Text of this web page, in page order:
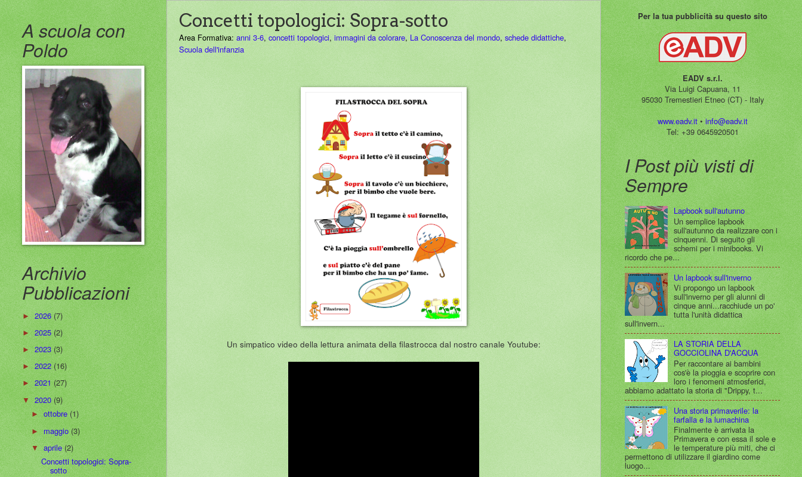
Concetti topologici: Sopra-sotto
Area Formativa: anni 3-6, concetti topologici, immagini da colorare, La Conoscenza del mondo, schede didattiche,
Scuola dell'infanzia
Un simpatico video della lettura animata della filastrocca dal nostro canale Youtube:
A scuola con
Poldo
Archivio
Pubblicazioni
►2026(7)
►2025(2)
►2023(3)
►2022(16)
►2021(27)
▼2020(9)
►ottobre(1)
►maggio(3)
▼aprile(2)
Concetti topologici: Sopra-
sotto
Per la tua pubblicità su questo sito
EADV s.r.l.
Via Luigi Capuana, 11
95030 Tremestieri Etneo (CT) - Italy
www.eadv.it•info@eadv.it
Tel: +39 0645920501
I Post più visti di
Sempre
Lapbook sull'autunno
Un semplice lapbook
sull'autunno da realizzare con i
cinquenni. Di seguito gli
schemi per i minibooks. Vi
ricordo che pe...
Un lapbook sull'inverno
Vi propongo un lapbook
sull'inverno per gli alunni di
cinque anni...racchiude un po'
tutta l'unità didattica
sull'invern...
LA STORIA DELLA
GOCCIOLINA D'ACQUA
Per raccontare ai bambini
cos'è la pioggia e scoprire con
loro i fenomeni atmosferici,
abbiamo adattato la storia di "Drippy, t...
Una storia primaverile: la
farfalla e la lumachina
Finalmente è arrivata la
Primavera e con essa il sole e
le temperature più miti, che ci
permettono di utilizzare il giardino come
luogo...